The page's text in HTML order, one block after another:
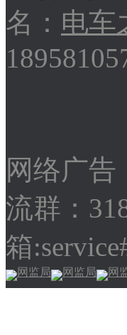
名： 电车
网络广告
流群：
箱